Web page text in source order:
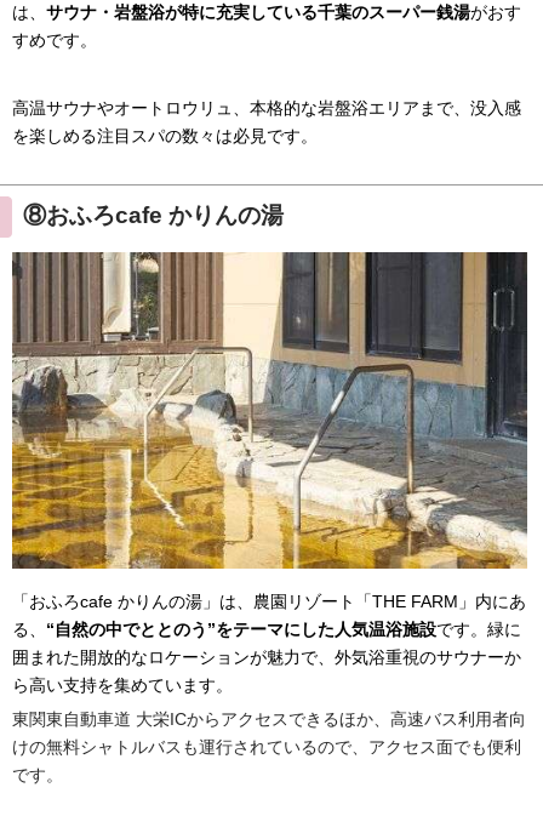
は、 サウナ・岩盤浴が特に充実している千葉のスーパー銭湯がおす
すめです。
高温サウナやオートロウリュ、本格的な岩盤浴エリアまで、没入感
を楽しめる注目スパの数々は必見です。
⑧おふろcafe かりんの湯
「おふろcafe かりんの湯」は、農園リゾート「THE FARM」内にあ
る、 “自然の中でととのう”をテーマにした人気温浴施設です。緑に
囲まれた開放的なロケーションが魅力で、外気浴重視のサウナーか
ら高い支持を集めています。
東関東自動車道 大栄ICからアクセスできるほか、高速バス利用者向
けの無料シャトルバスも運行されているので、アクセス面でも便利
です。